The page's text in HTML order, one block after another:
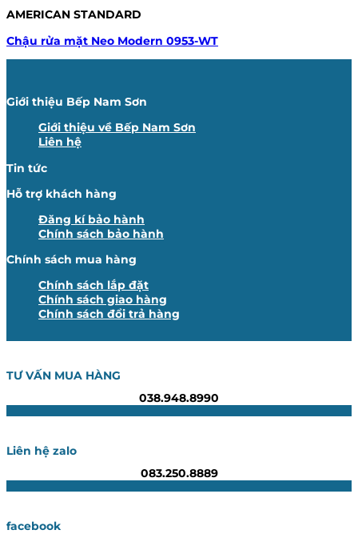
AMERICAN STANDARD
Chậu rửa mặt Neo Modern 0953-WT
Giới thiệu Bếp Nam Sơn
Giới thiệu về Bếp Nam Sơn
Liên hệ
Tin tức
Hỗ trợ khách hàng
Đăng kí bảo hành
Chính sách bảo hành
Chính sách mua hàng
Chính sách lắp đặt
Chính sách giao hàng
Chính sách đổi trả hàng
TƯ VẤN MUA HÀNG
038.948.8990
Liên hệ zalo
083.250.8889
facebook